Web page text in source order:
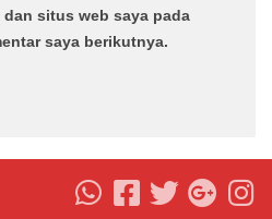
dan situs web saya pada
saya berikutnya.